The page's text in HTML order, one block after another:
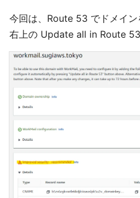
今回は、Route 53 でドメイ
右上の Update all in Route 53